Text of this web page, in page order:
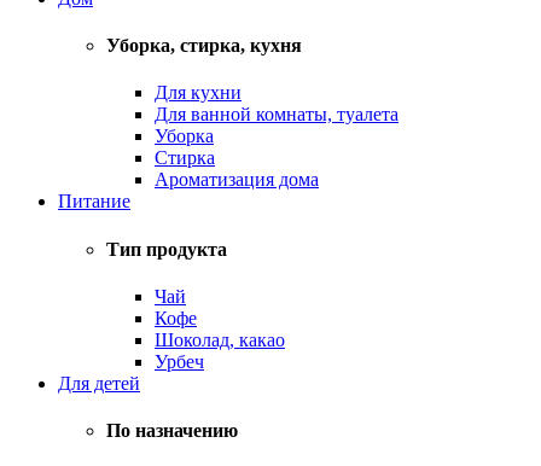
Уборка, стирка, кухня
Для кухни
Для ванной комнаты, туалета
Уборка
Стирка
Ароматизация дома
Питание
Тип продукта
Чай
Кофе
Шоколад, какао
Урбеч
Для детей
По назначению